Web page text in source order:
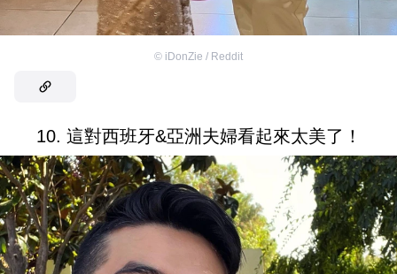
© iDonZie / Reddit
10. 這對西班牙&亞洲夫婦看起來太美了！